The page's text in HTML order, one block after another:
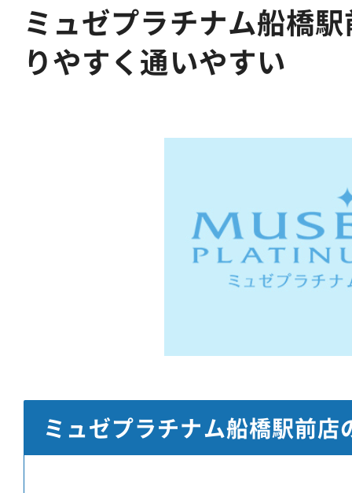
ミュゼプラチナム船橋
りやすく通いやすい
ミュゼプラチナム船橋駅前